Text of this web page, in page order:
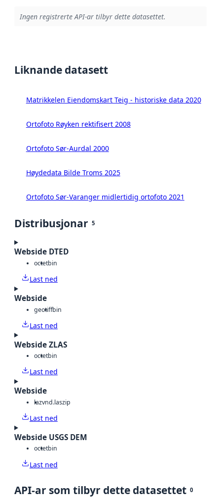
Ingen registrerte API-ar tilbyr dette datasettet.
Liknande datasett
Matrikkelen Eiendomskart Teig - historiske data 2020
Ortofoto Røyken rektifisert 2008
Ortofoto Sør-Aurdal 2000
Høydedata Bilde Troms 2025
Ortofoto Sør-Varanger midlertidig ortofoto 2021
Distribusjonar 5
Webside DTED
octetbin
Last ned
Webside
geotiffbin
Last ned
Webside ZLAS
octetbin
Last ned
Webside
lazvnd.laszip
Last ned
Webside USGS DEM
octetbin
Last ned
API-ar som tilbyr dette datasettet 0